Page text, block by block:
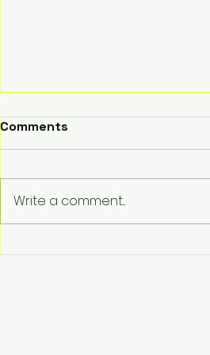
Comments
Write a comment...